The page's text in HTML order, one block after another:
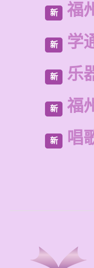
新 福
新 学
新 乐
新 福
新 唱